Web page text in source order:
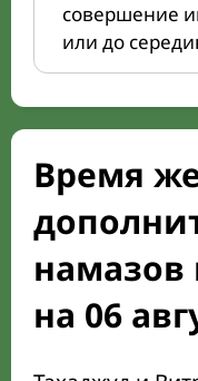
совершение
или до
Время
намазов
на 06